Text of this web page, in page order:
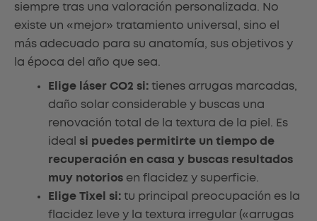
siempre tras una valoración personalizada. No
existe un «mejor» tratamiento universal, sino el
más adecuado para su anatomía, sus objetivos y
la época del año que sea.
Elige láser CO2 si: tienes arrugas marcadas,
daño solar considerable y buscas una
renovación total de la textura de la piel. Es
ideal si puedes permitirte un tiempo de
recuperación en casa y buscas resultados
muy notorios en flacidez y superficie.
Elige Tixel si: tu principal preocupación es la
flacidez leve y la textura irregular («arrugas